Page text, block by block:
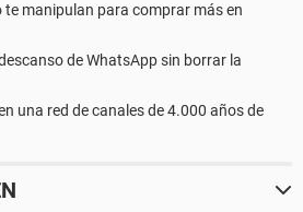
te manipulan para comprar más en
de WhatsApp sin borrar la
una red de canales de 4.000 años de